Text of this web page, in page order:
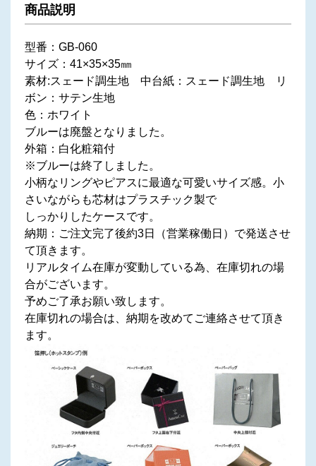
商品説明
型番：GB-060
サイズ：41×35×35㎜
素材:スェード調生地 中台紙：スェード調生地 リ
ボン：サテン生地
色：ホワイト
ブルーは廃盤となりました。
外箱：白化粧箱付
※ブルーは終了しました。
小柄なリングやピアスに最適な可愛いサイズ感。小
さいながらも芯材はプラスチック製で
しっかりしたケースです。
納期：ご注文完了後約3日（営業稼働日）で発送させ
て頂きます。
リアルタイム在庫が変動している為、在庫切れの場
合がございます。
予めご了承お願い致します。
在庫切れの場合は、納期を改めてご連絡させて頂き
ます。